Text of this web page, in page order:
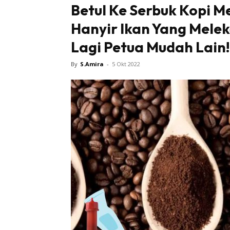
Betul Ke Serbuk Kopi
Hanyir Ikan Yang
Lagi Petua Mudah Lain!
By S.Amira - 5 Okt 2022